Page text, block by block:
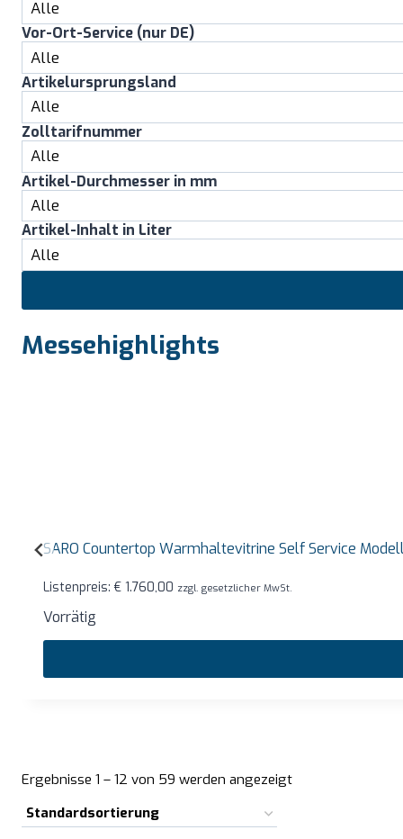
Ergebnisse 1 – 12 von 59 werden angezeigt
Vor-Ort-Service (nur DE)
Artikelursprungsland
Zolltarifnummer
Artikel-Durchmesser in mm
Artikel-Inhalt in Liter
Messehighlights
SARO Countertop Warmhaltevitrine Self Service
Listenpreis: € 1.760,00 zzgl. gesetzlicher MwSt.
Vorrätig